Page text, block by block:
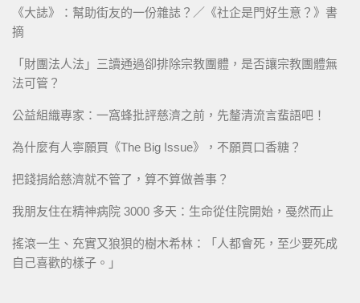
《大誌》：幫助街友的一份雜誌？／《社企是門好生意？》書
摘
「財團法人法」三讀通過卻排除宗教團體，是否讓宗教團體無
法可管？
公益組織專家：一窩蜂批評慈濟之前，先釐清流言蜚語吧！
為什麼有人寧願買《The Big Issue》，不願買口香糖？
把錢捐給慈濟就不管了，算不算做善事？
我朋友住在精神病院 3000 多天：生命從住院開始，戞然而止
搖滾一生、充實又狼狽的樹木希林：「人都會死，至少要死成
自己喜歡的樣子。」